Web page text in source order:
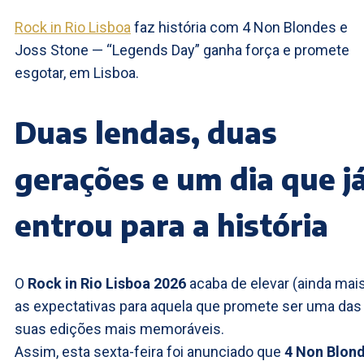
Rock in Rio Lisboa faz história com 4 Non Blondes e
Joss Stone — “Legends Day” ganha força e promete
esgotar, em Lisboa.
Duas lendas, duas
gerações e um dia que
entrou para a história
O Rock in Rio Lisboa 2026 acaba de elevar (ainda
as expectativas para aquela que promete ser uma das
suas edições mais memoráveis.
Assim, esta sexta-feira foi anunciado que 4 Non